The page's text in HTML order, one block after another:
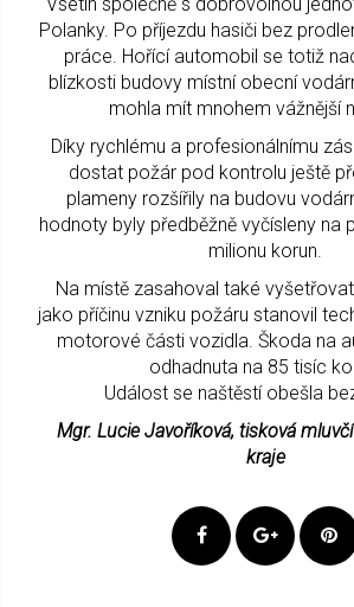
Polanky. Po příjezdu hasiči bez
práce. Hořící automobil se totiž
blízkosti budovy místní obecní
mohla mít mnohem vážnější
Díky rychlému a profesionálnímu
dostat požár pod kontrolu ještě
plameny rozšířily na budovu
hodnoty byly předběžně vyčísleny na
milionu korun.
Na místě zasahoval také
jako příčinu vzniku požáru stanovil
motorové části vozidla. Škoda na
odhadnuta na 85 tisíc
Událost se naštěstí obešla
Mgr. Lucie Javoříková, tisková
kraje